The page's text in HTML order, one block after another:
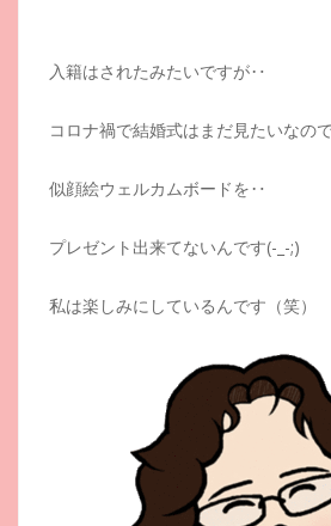
入籍はされたみたいですが‥
コロナ禍で結婚式はまだ見たいなの
似顔絵ウェルカムボードを‥
プレゼント出来てないんです(-_-;)
私は楽しみにしているんです（笑）